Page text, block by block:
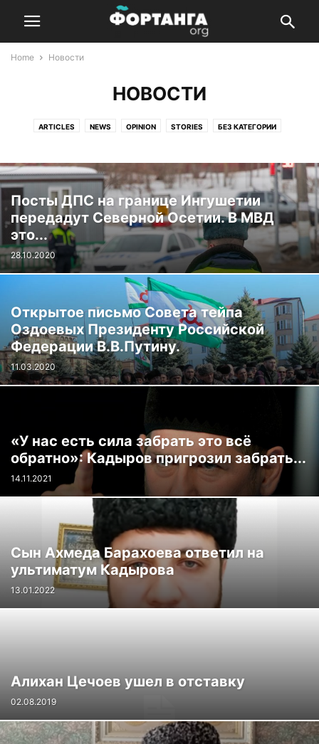
Home Новости
НОВОСТИ
ARTICLES NEWS OPINION STORIES БЕЗ КАТЕГОРИИ
Посты ДПС на границе Ингушетии
передадут Северной Осетии. В МВД
это...
28.10.2020
Открытое письмо Совета тейпа
Оздоевых Президенту Российской
Федерации В.В.Путину.
11.03.2020
«У нас есть сила забрать это всё
обратно»: Кадыров пригрозил забрать...
14.11.2021
Сын Ахмеда Барахоева ответил на
ультиматум Кадырова
13.01.2022
Алихан Цечоев ушел в отставку
02.08.2019